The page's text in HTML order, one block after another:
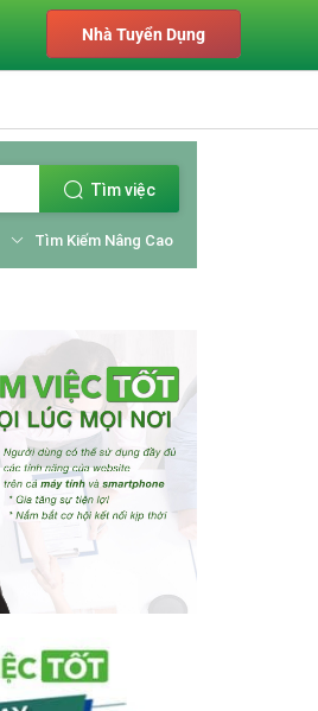
Nhà Tuyển Dụng
Tìm việc
Tìm Kiếm Nâng Cao